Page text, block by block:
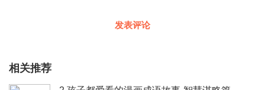
发表评论
相关推荐